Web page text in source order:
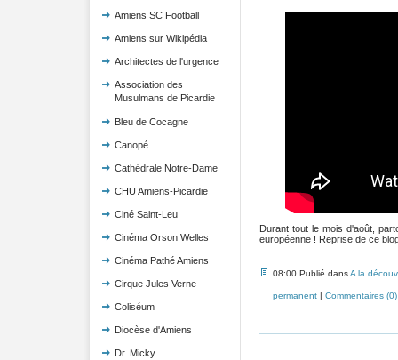
Amiens SC Football
Amiens sur Wikipédia
Architectes de l'urgence
Association des
Musulmans de Picardie
Bleu de Cocagne
Canopé
Cathédrale Notre-Dame
CHU Amiens-Picardie
Ciné Saint-Leu
Cinéma Orson Welles
Cinéma Pathé Amiens
Cirque Jules Verne
Coliséum
Diocèse d'Amiens
Dr. Micky
Durant tout le mois d'août,
européenne ! Reprise de ce
08:00 Publié dansA la
permanent| Commentaires (0)